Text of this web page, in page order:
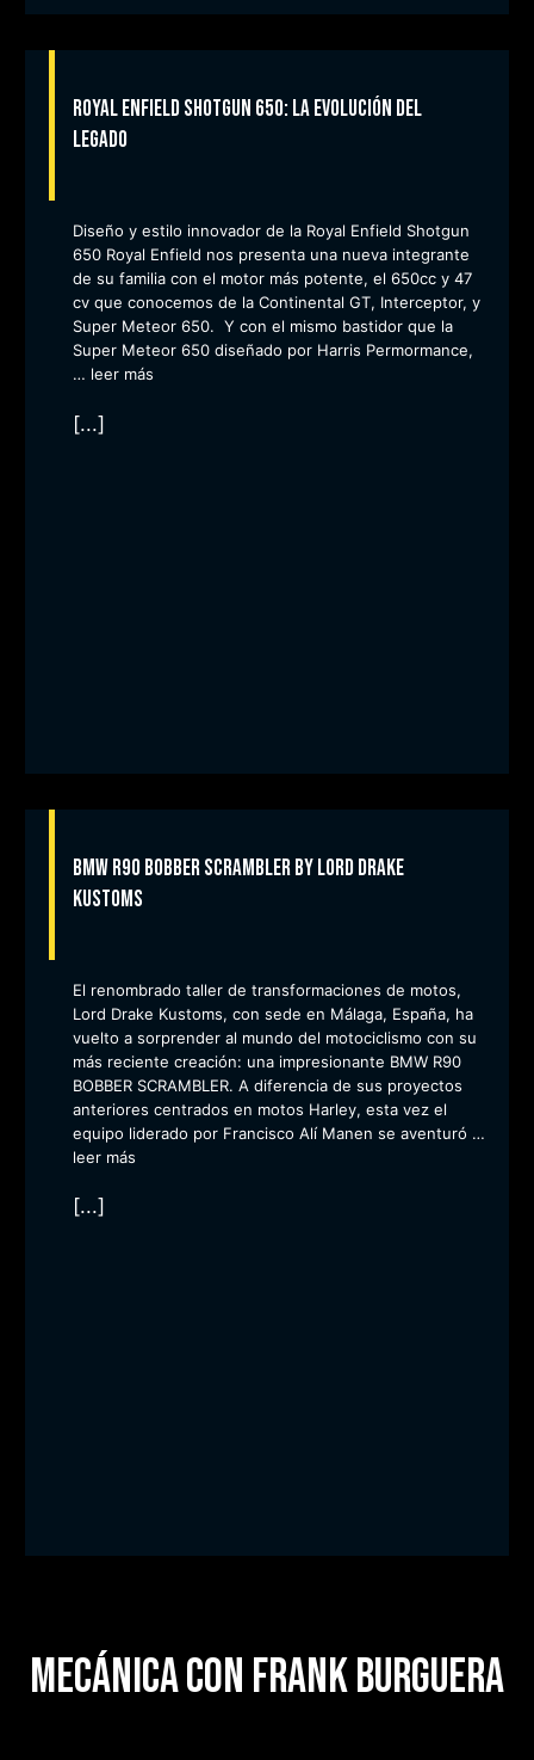
Royal Enfield Shotgun 650: La Evolución del
Legado
Diseño y estilo innovador de la Royal Enfield Shotgun
650 Royal Enfield nos presenta una nueva integrante
de su familia con el motor más potente, el 650cc y 47
cv que conocemos de la Continental GT, Interceptor, y
Super Meteor 650. Y con el mismo bastidor que la
Super Meteor 650 diseñado por Harris Permormance,
… leer más
[...]
BMW R90 BOBBER SCRAMBLER by Lord Drake
Kustoms
El renombrado taller de transformaciones de motos,
Lord Drake Kustoms, con sede en Málaga, España, ha
vuelto a sorprender al mundo del motociclismo con su
más reciente creación: una impresionante BMW R90
BOBBER SCRAMBLER. A diferencia de sus proyectos
anteriores centrados en motos Harley, esta vez el
equipo liderado por Francisco Alí Manen se aventuró …
leer más
[...]
mecánica con frank burguera